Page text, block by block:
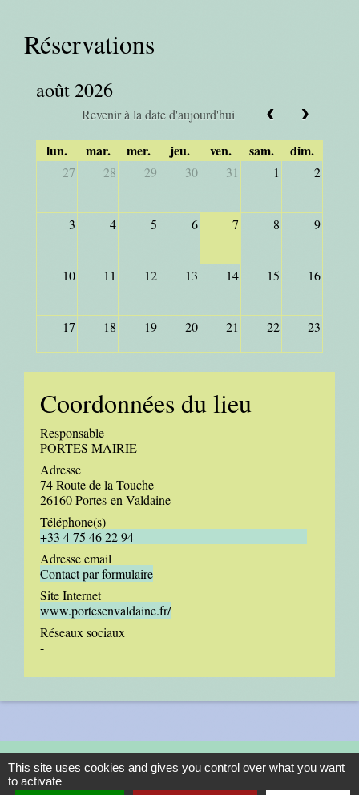
Réservations
août 2026
Revenir à la date d'aujourd'hui
lun. mar. mer. jeu. ven. sam. dim.
27 28 29 30 31 1 2
3 4 5 6 7 8 9
10 11 12 13 14 15 16
17 18 19 20 21 22 23
31
Coordonnées du lieu
Responsable
PORTES MAIRIE
Adresse
74 Route de la Touche
26160 Portes-en-Valdaine
Téléphone(s)
+33 4 75 46 22 94
Adresse email
Contact par formulaire
Site Internet
www.portesenvaldaine.fr/
Réseaux sociaux
-
This site uses cookies and gives you control over what you want
to activate